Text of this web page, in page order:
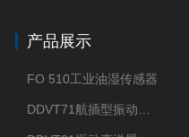
产品展示
FO 510工业油湿传感器